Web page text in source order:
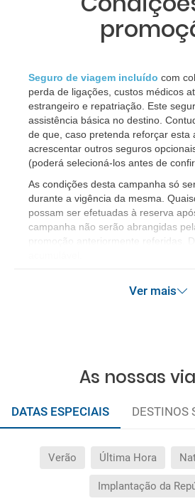
Seguro de viagem incluído com
perda de ligações, custos médicos
estrangeiro e repatriação. Este
assistência básica no destino.
de que, caso pretenda reforçar esta
acrescentar outros seguros
(poderá selecioná-los antes de
As condições desta campanha só
durante a vigência da mesma.
possam ser efetuadas à reserva
campanha não serão abrangidas
promoção anteriormente referidas.
Ver mais
As nossas
DATAS ESPECIAIS DESTINOS
Verão Última Hora
Implantação da